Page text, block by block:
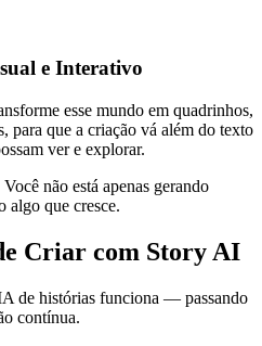
e Interativo
esse mundo em quadrinhos,
para que a criação vá além do texto
ver e explorar.
não está apenas gerando
algo que cresce.
Criar com Story AI
de histórias funciona — passando
contínua.